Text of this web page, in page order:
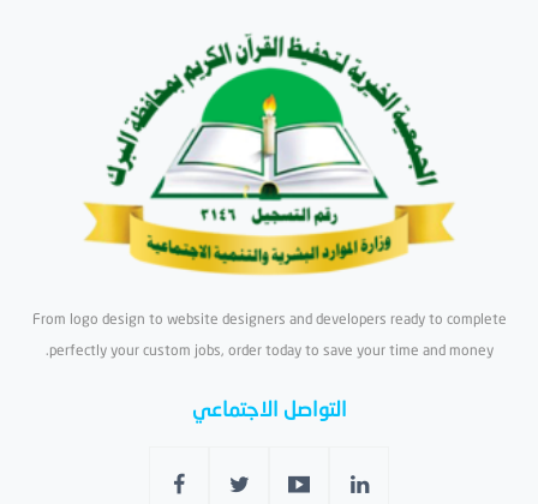
From logo design to website designers and developers ready to complete
perfectly your custom jobs, order today to save your time and money.
التواصل الاجتماعي